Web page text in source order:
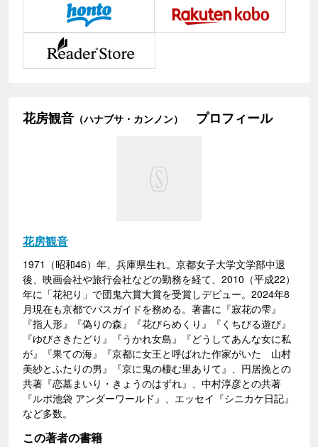
花房観音 （ハナブサ・カンノン） プロフィール
花房観音
1971（昭和46）年、兵庫県生れ。京都女子大学文学部中退
後、映画会社や旅行会社などの勤務を経て、2010（平成22）
年に「花祀り」で団鬼六賞大賞を受賞しデビュー。2024年8
月現在も京都でバスガイドを務める。著書に『寂花の雫』
『指人形』『偽りの森』『花びらめくり』『くちびる遊び』
『ゆびさきたどり』『うかれ女島』『どうしてあんな女に私
が』『果ての海』『京都に女王と呼ばれた作家がいた 山村
美紗とふたりの男』『京に鬼の棲む里ありて』、円居挽との
共著『恋墓まいり・きょうのはずれ』、中村淳彦との共著
『ルポ池袋 アンダーワールド』、エッセイ『シニカケ日記』
など多数。
この著者の書籍